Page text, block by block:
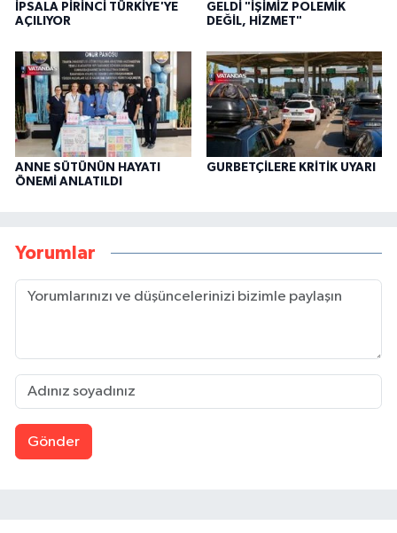
İPSALA PİRİNCİ TÜRKİYE'YE
AÇILIYOR
GELDİ "İŞİMİZ POLEMİK
DEĞİL, HİZMET"
ANNE SÜTÜNÜN HAYATI
ÖNEMİ ANLATILDI
GURBETÇİLERE KRİTİK UYARI
Yorumlar
Gönder